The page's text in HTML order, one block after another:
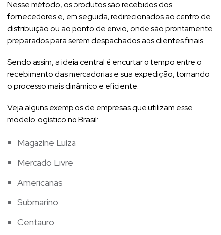
Nesse método, os produtos são recebidos dos
fornecedores e, em seguida, redirecionados ao centro de
distribuição ou ao ponto de envio, onde são prontamente
preparados para serem despachados aos clientes finais.
Sendo assim, a ideia central é encurtar o tempo entre o
recebimento das mercadorias e sua expedição, tornando
o processo mais dinâmico e eficiente.
Veja alguns exemplos de empresas que utilizam esse
modelo logístico no Brasil:
Magazine Luiza
Mercado Livre
Americanas
Submarino
Centauro